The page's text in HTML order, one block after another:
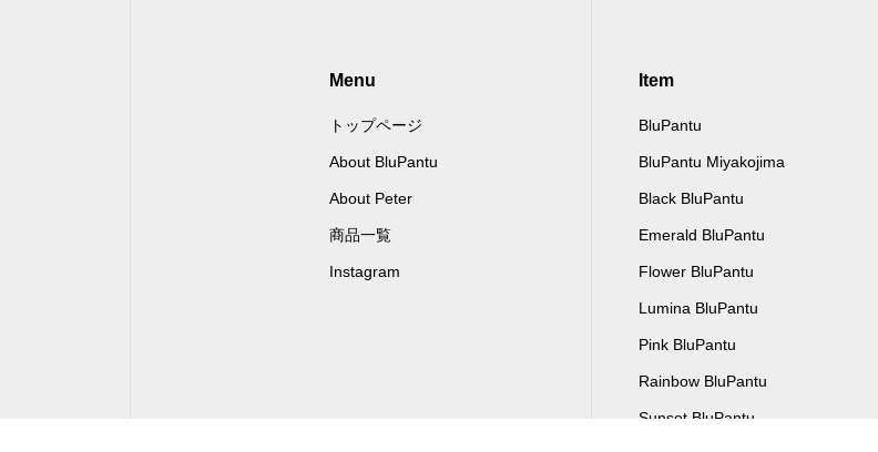
Menu
トップページ
About BluPantu
About Peter
商品一覧
Instagram
Item
BluPantu
BluPantu Miyakojima
Black BluPantu
Emerald BluPantu
Flower BluPantu
Lumina BluPantu
Pink BluPantu
Rainbow BluPantu
Sunset BluPantu